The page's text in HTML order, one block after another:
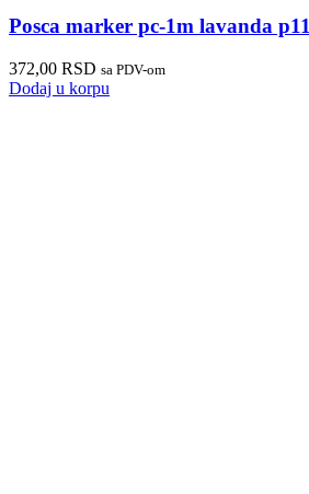
Posca marker pc-1m lavanda p11
372,00 RSD sa PDV-om
Dodaj u korpu